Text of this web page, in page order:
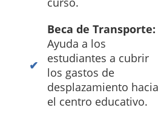
Beca de Transporte:
Ayuda a los
estudiantes a cubrir
los gastos de
desplazamiento hacia
el centro educativo.